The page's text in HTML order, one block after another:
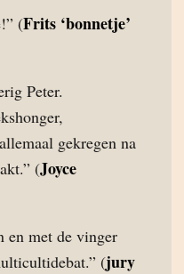
(Frits ‘bonnetje’
Peter.
gekregen na
(Joyce
en met de vinger
(jury